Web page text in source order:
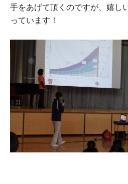
手をあげて頂くのですが、嬉し
っています！